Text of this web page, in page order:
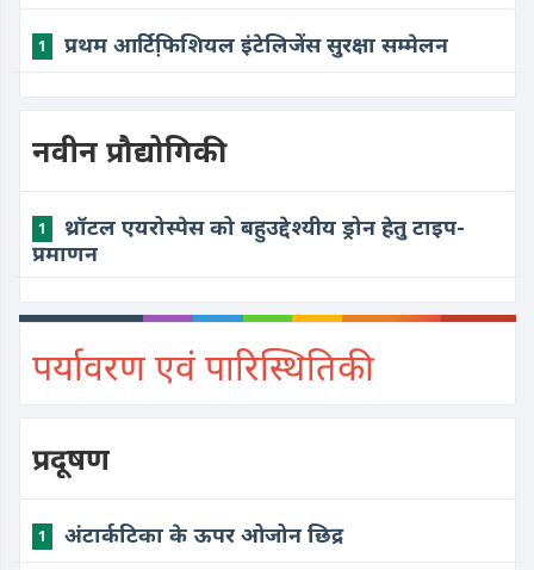
1 प्रथम आर्टिफि़शियल इंटेलिजेंस सुरक्षा सम्मेलन
नवीन प्रौद्योगिकी
1
थ्रॉटल एयरोस्पेस को बहुउद्देश्यीय ड्रोन हेतु टाइप-
प्रमाणन
पर्यावरण एवं पारिस्थितिकी
प्रदूषण
1 अंटार्कटिका के ऊपर ओजोन छिद्र